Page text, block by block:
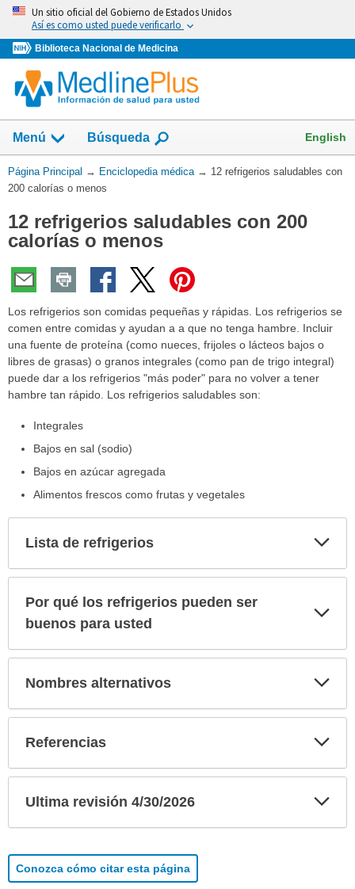
Omita
vaya
al
Contenido
Un sitio oficial del Gobierno de Estados Unidos
Así es como usted puede verificarlo
Biblioteca Nacional de Medicina
Menú Búsqueda English
Usted
está
Página Principal → Enciclopedia médica → 12 refrigerios saludables con
200 calorías o menos
12 refrigerios saludables con 200
calorías o menos
Los refrigerios son comidas pequeñas y rápidas. Los refrigerios se
comen entre comidas y ayudan a a que no tenga hambre. Incluir
una fuente de proteína (como nueces, frijoles o lácteos bajos o
libres de grasas) o granos integrales (como pan de trigo integral)
puede dar a los refrigerios "más poder" para no volver a tener
hambre tan rápido. Los refrigerios saludables son:
Integrales
Bajos en sal (sodio)
Bajos en azúcar agregada
Alimentos frescos como frutas y vegetales
Lista de refrigerios
Por qué los refrigerios pueden ser
buenos para usted
Nombres alternativos
Referencias
Ultima revisión 4/30/2026
Conozca cómo citar esta página